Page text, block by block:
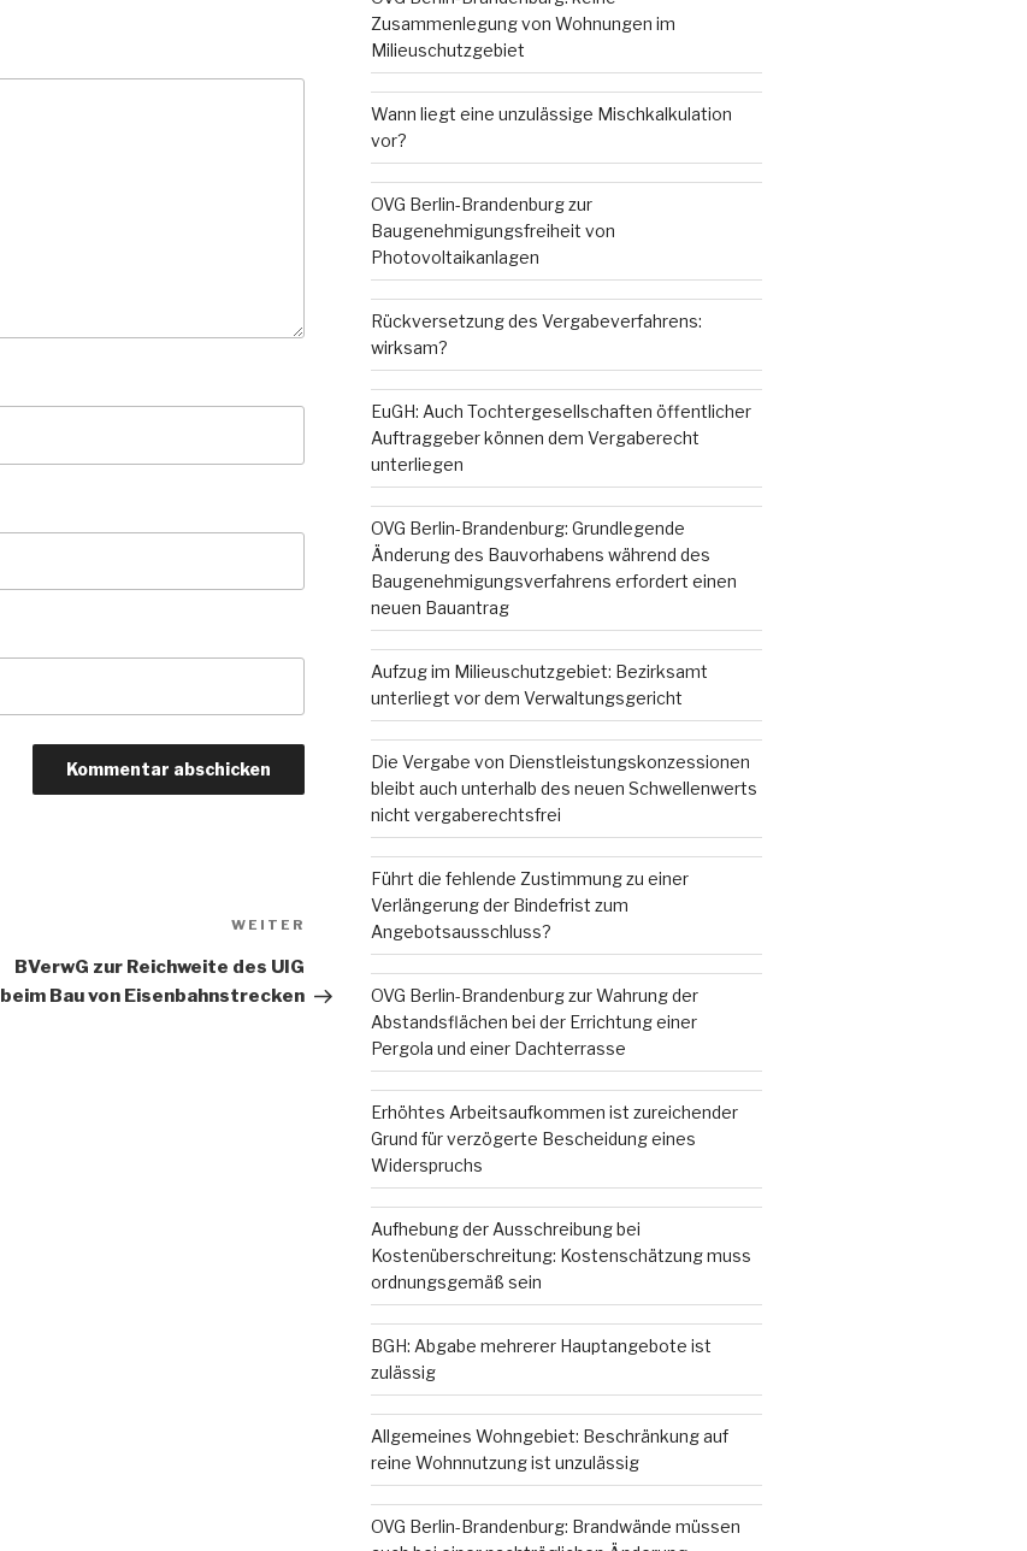
Nächster
Beitrag
WEITER
BVerwG zur Reichweite des UIG
beim Bau von Eisenbahnstrecken
Zusammenlegung von Wohnungen im
Milieuschutzgebiet
Wann liegt eine unzulässige Mischkalkulation
vor?
OVG Berlin-Brandenburg zur
Baugenehmigungsfreiheit von
Photovoltaikanlagen
Rückversetzung des Vergabeverfahrens:
wirksam?
EuGH: Auch Tochtergesellschaften öffentlicher
Auftraggeber können dem Vergaberecht
unterliegen
OVG Berlin-Brandenburg: Grundlegende
Änderung des Bauvorhabens während des
Baugenehmigungsverfahrens erfordert einen
neuen Bauantrag
Aufzug im Milieuschutzgebiet: Bezirksamt
unterliegt vor dem Verwaltungsgericht
Die Vergabe von Dienstleistungskonzessionen
bleibt auch unterhalb des neuen Schwellenwerts
nicht vergaberechtsfrei
Führt die fehlende Zustimmung zu einer
Verlängerung der Bindefrist zum
Angebotsausschluss?
OVG Berlin-Brandenburg zur Wahrung der
Abstandsflächen bei der Errichtung einer
Pergola und einer Dachterrasse
Erhöhtes Arbeitsaufkommen ist zureichender
Grund für verzögerte Bescheidung eines
Widerspruchs
Aufhebung der Ausschreibung bei
Kostenüberschreitung: Kostenschätzung muss
ordnungsgemäß sein
BGH: Abgabe mehrerer Hauptangebote ist
zulässig
Allgemeines Wohngebiet: Beschränkung auf
reine Wohnnutzung ist unzulässig
OVG Berlin-Brandenburg: Brandwände müssen